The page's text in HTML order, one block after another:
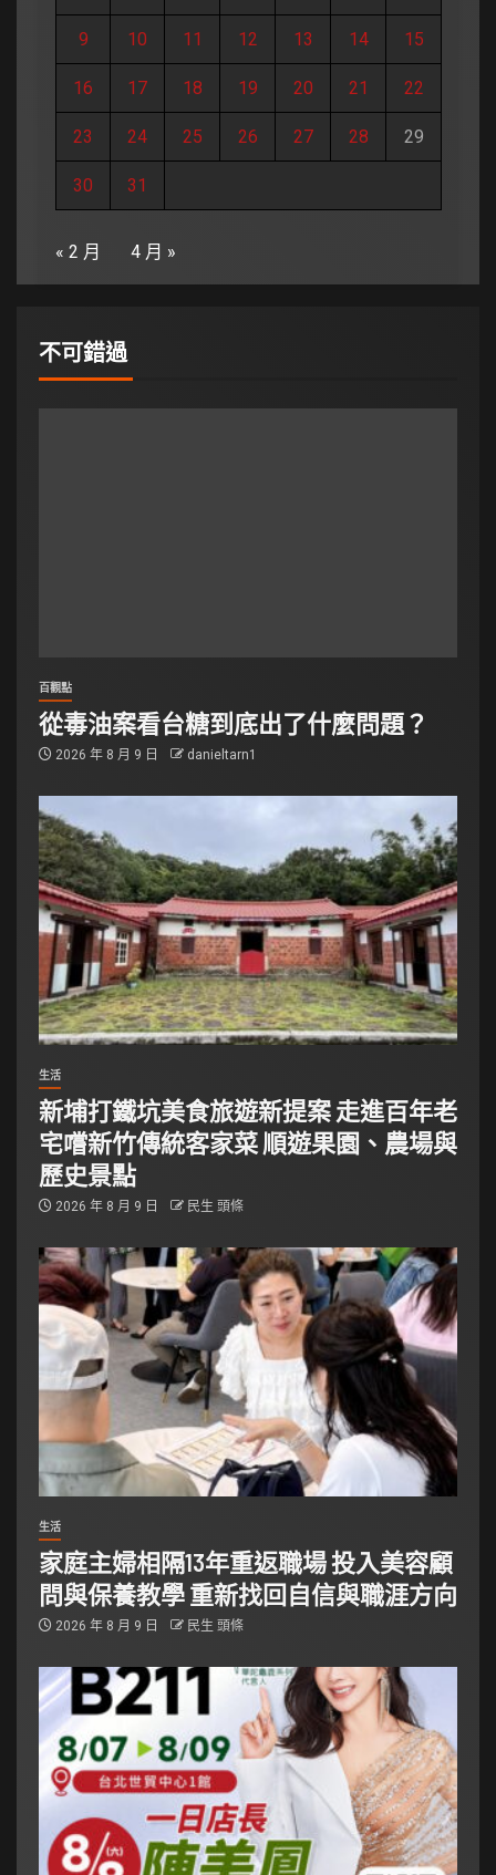
9 10 11 12 13 14 15
16 17 18 19 20 21 22
23 24 25 26 27 28 29
30 31
« 2 月 4 月 »
不可錯過
百觀點
從毒油案看台糖到底出了什麼問題？
2026 年 8 月 9 日 danieltarn1
生活
新埔打鐵坑美食旅遊新提案 走進百年老
宅嚐新竹傳統客家菜 順遊果園、農場與
歷史景點
2026 年 8 月 9 日 民生 頭條
生活
家庭主婦相隔13年重返職場 投入美容顧
問與保養教學 重新找回自信與職涯方向
2026 年 8 月 9 日 民生 頭條